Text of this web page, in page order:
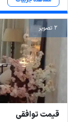
2 تصویر
قیمت توافقی